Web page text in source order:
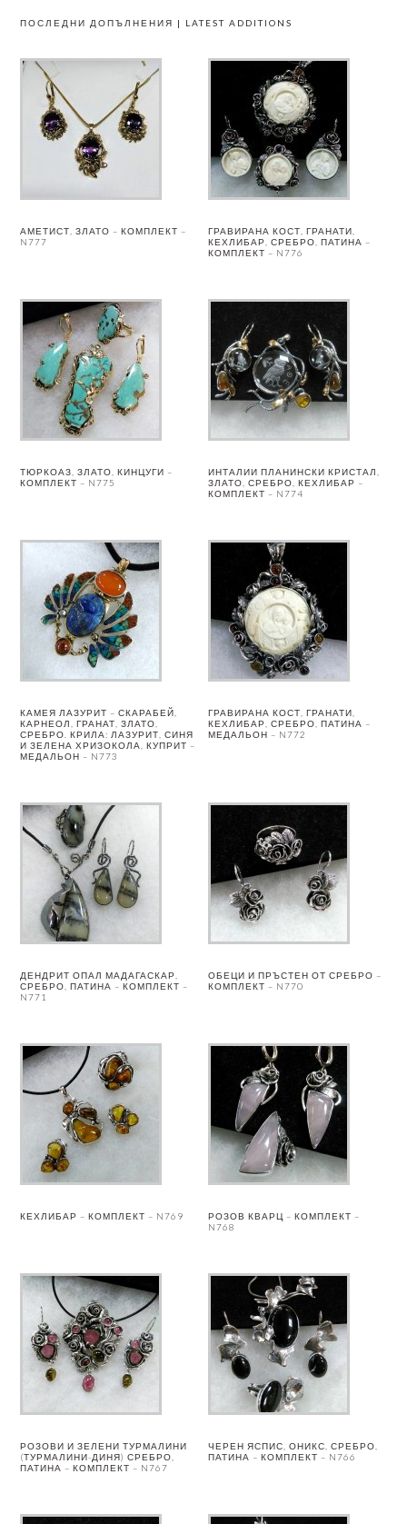
ПОСЛЕДНИ ДОПЪЛНЕНИЯ | LATEST ADDITIONS
АМЕТИСТ, ЗЛАТО – КОМПЛЕКТ –
N777
ГРАВИРАНА КОСТ, ГРАНАТИ,
КЕХЛИБАР, СРЕБРО, ПАТИНА –
КОМПЛЕКТ – N776
ТЮРКОАЗ, ЗЛАТО, КИНЦУГИ –
КОМПЛЕКТ – N775
ИНТАЛИИ ПЛАНИНСКИ КРИСТАЛ,
ЗЛАТО, СРЕБРО, КЕХЛИБАР –
КОМПЛЕКТ – N774
КАМЕЯ ЛАЗУРИТ – СКАРАБЕЙ,
КАРНЕОЛ, ГРАНАТ, ЗЛАТО,
СРЕБРО. КРИЛА: ЛАЗУРИТ, СИНЯ
И ЗЕЛЕНА ХРИЗОКОЛА, КУПРИТ –
МЕДАЛЬОН – N773
ГРАВИРАНА КОСТ, ГРАНАТИ,
КЕХЛИБАР, СРЕБРО, ПАТИНА –
МЕДАЛЬОН – N772
ДЕНДРИТ ОПАЛ МАДАГАСКАР,
СРЕБРО, ПАТИНА – КОМПЛЕКТ –
N771
ОБЕЦИ И ПРЪСТЕН ОТ СРЕБРО –
КОМПЛЕКТ – N770
КЕХЛИБАР – КОМПЛЕКТ – N769
РОЗОВ КВАРЦ – КОМПЛЕКТ –
N768
РОЗОВИ И ЗЕЛЕНИ ТУРМАЛИНИ
(ТУРМАЛИНИ-ДИНЯ) СРЕБРО,
ПАТИНА – КОМПЛЕКТ – N767
ЧЕРЕН ЯСПИС, ОНИКС, СРЕБРО,
ПАТИНА – КОМПЛЕКТ – N766